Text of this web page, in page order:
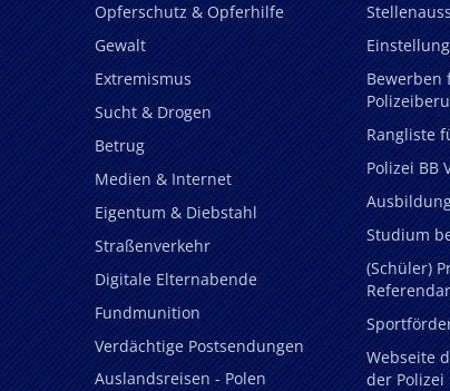
Opferschutz & Opferhilfe
Gewalt
Extremismus
Sucht & Drogen
Betrug
Medien & Internet
Eigentum & Diebstahl
Straßenverkehr
Digitale Elternabende
Fundmunition
Verdächtige Postsendungen
Auslandsreisen - Polen
Bewerben
Rangliste
Polizei BB
Studium
(Schüler)
Webseite
der Polizei